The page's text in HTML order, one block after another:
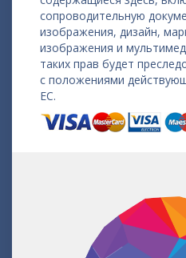
сопроводительную
изображения, дизайн,
изображения и
таких прав будет
с положениями
ЕС.